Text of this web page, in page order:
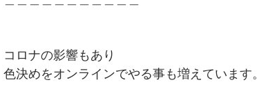
コロナの影響もあり
色決めをオンラインでやる事も増えています。